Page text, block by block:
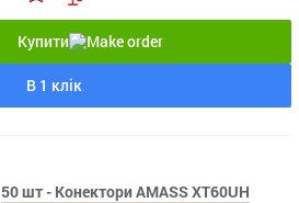
Купити
В 1 клік
50 шт - Конектори AMASS XT60UH